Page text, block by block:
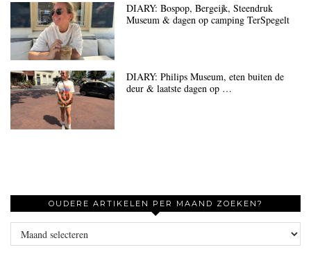
DIARY: Bospop, Bergeijk, Steendruk
Museum & dagen op camping TerSpegelt
DIARY: Philips Museum, eten buiten de
deur & laatste dagen op …
OUDERE ARTIKELEN PER MAAND ZOEKEN?
Oudere
artikelen